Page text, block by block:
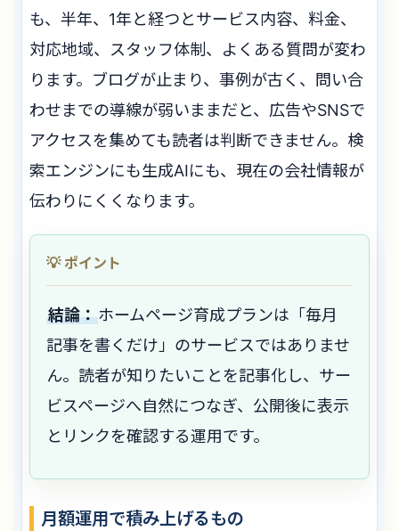
も、半年、1年と経つとサービス内容、料金、
対応地域、スタッフ体制、よくある質問が変わ
ります。ブログが止まり、事例が古く、問い合
わせまでの導線が弱いままだと、広告やSNSで
アクセスを集めても読者は判断できません。検
索エンジンにも生成AIにも、現在の会社情報が
伝わりにくくなります。
結論：ホームページ育成プランは「毎月
記事を書くだけ」のサービスではありませ
ん。読者が知りたいことを記事化し、サー
ビスページへ自然につなぎ、公開後に表示
とリンクを確認する運用です。
月額運用で積み上げるもの